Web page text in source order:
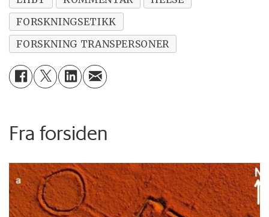
FORSKNINGSETIKK
FORSKNING TRANSPERSONER
Fra forsiden